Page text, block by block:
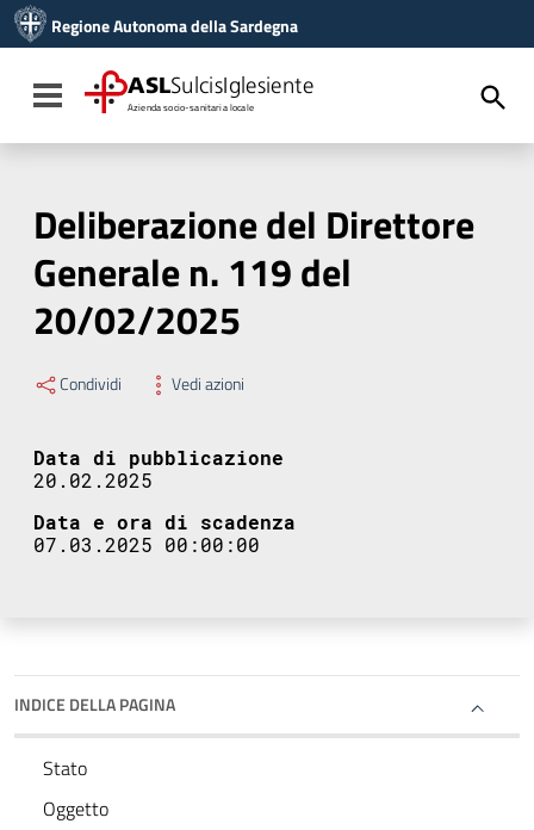
Vai al menu di navigazione
Vai al footer
Regione Autonoma della Sardegna
Toggle navigation
ASLSulcisIglesiente
Azienda socio-sanitaria locale
Deliberazione del Direttore
Generale n. 119 del
20/02/2025
Condividi Vedi azioni
Data di pubblicazione
20.02.2025
Data e ora di scadenza
07.03.2025 00:00:00
INDICE DELLA PAGINA
Stato
Oggetto